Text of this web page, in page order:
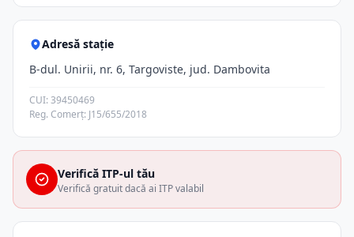
Adresă stație
B-dul. Unirii, nr. 6, Targoviste, jud. Dambovita
CUI: 39450469
Reg. Comerț: J15/655/2018
Verifică ITP-ul tău
Verifică gratuit dacă ai ITP valabil